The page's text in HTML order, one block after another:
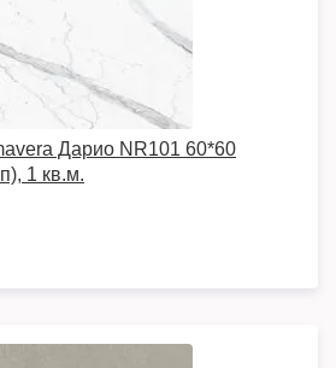
Дарио NR101 60*60
1 кв.м.